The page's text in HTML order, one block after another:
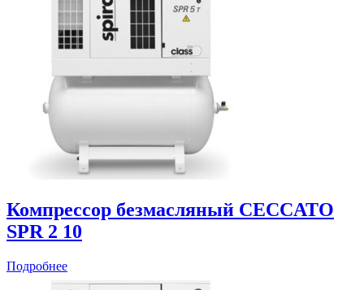
Компрессор безмасляный CECCATO
SPR 2 10
Подробнее